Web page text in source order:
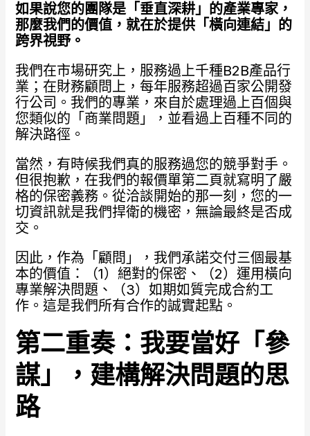
如果說您的團隊是「垂直深耕」的產業專家，
那麼我們的價值，就在於提供「橫向連結」的
跨界視野。
我們在市場研究上，服務過上千種B2B產品行
業；在財務顧問上，每年服務超過百家公開發
行公司。我們的專業，來自於處理過上百個與
您類似的「商業問題」，並看過上百種不同的
解決路徑。
當然，有時候我們真的服務過您的競爭對手。
但很抱歉，在我們的報價單第二頁就寫明了嚴
格的保密義務。從洽談開始的那一刻，您的一
切資訊就是我們捍衛的機密，無論最終是否成
交。
因此，作為「顧問」，我們承諾交付三個最基
本的價值：（1）絕對的保密、（2）運用橫向
專業解決問題、（3）如期如質完成合約工
作。這是我們所有合作的誠實起點。
第二重奏：我要當好「參
謀」，建構解決問題的思
路